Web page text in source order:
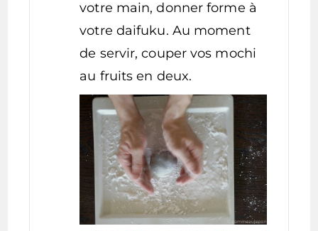
votre main, donner forme à
votre daifuku. Au moment
de servir, couper vos mochi
au fruits en deux.